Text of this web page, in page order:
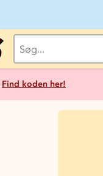
Find koden her!